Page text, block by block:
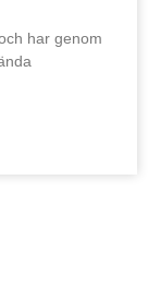
har genom